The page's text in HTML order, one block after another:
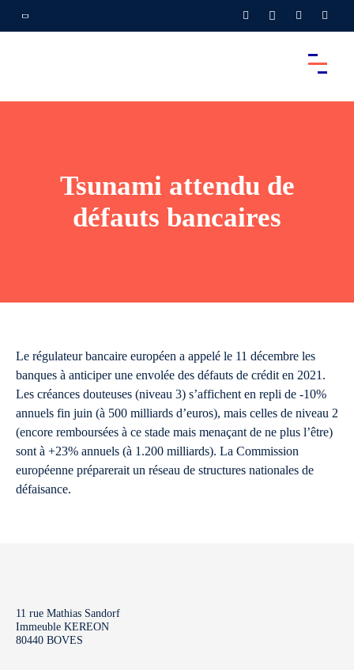
Tsunami attendu de
défauts bancaires
Le régulateur bancaire européen a appelé le 11 décembre les
banques à anticiper une envolée des défauts de crédit en 2021.
Les créances douteuses (niveau 3) s’affichent en repli de -10%
annuels fin juin (à 500 milliards d’euros), mais celles de niveau 2
(encore remboursées à ce stade mais menaçant de ne plus l’être)
sont à +23% annuels (à 1.200 milliards). La Commission
européenne préparerait un réseau de structures nationales de
défaisance.
11 rue Mathias Sandorf
Immeuble KEREON
80440 BOVES